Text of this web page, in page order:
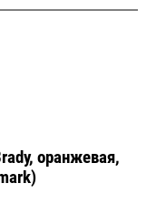
оранжевая,